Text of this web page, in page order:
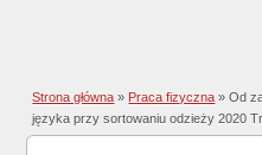
Strona główna » Praca fizyczna » Od
języka przy sortowaniu odzieży 2020